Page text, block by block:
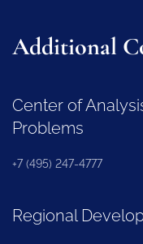
Additional
Center of
Problems
+7 (495) 247-4777
Regional